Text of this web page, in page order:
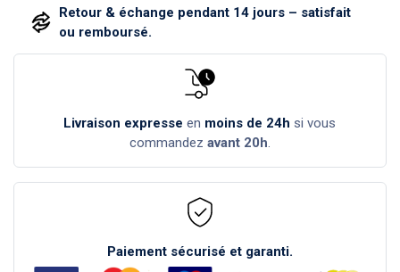
Retour & échange pendant 14 jours – satisfait
ou remboursé.
Livraison expresse en moins de 24h si vous
commandez avant 20h.
Paiement sécurisé et garanti.